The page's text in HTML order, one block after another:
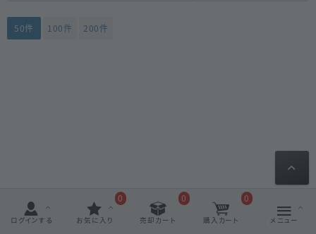
50件 100件 200件
ログインする お気に入り
0
売却カート
0
購入カート
0
メニュー